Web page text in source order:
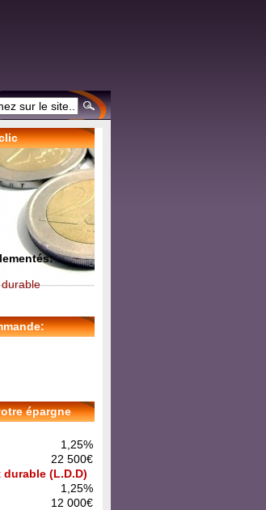
épargne
1,25%
22 500€
(L.D.D)
1,25%
12 000€